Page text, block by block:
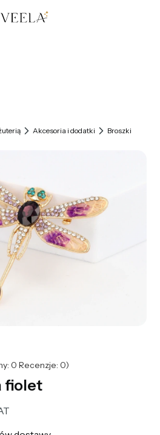
0. Zobacz szczegóły
Akcesoria i dodatki Broszki
0 Recenzje: 0)
fiolet